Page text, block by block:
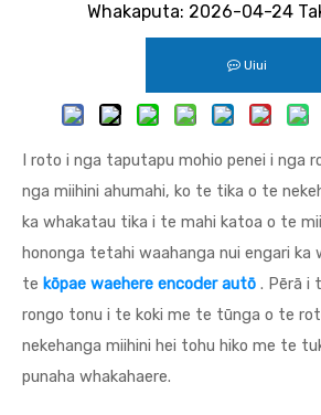
Whakaputa: 2026-04-24
Uiui
I roto i nga taputapu mohio penei i nga
nga miihini ahumahi, ko te tika o te
ka whakatau tika i te mahi katoa o te
hononga tetahi waahanga nui engari ka
te kōpae waehere encoder autō . Pērā i
rongo tonu i te koki me te tūnga o te
nekehanga miihini hei tohu hiko me te
punaha whakahaere.